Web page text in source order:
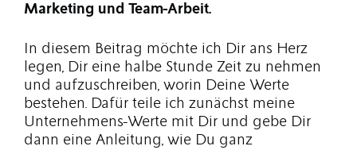
Marketing und Team-Arbeit.
In diesem Beitrag möchte ich Dir ans Herz
legen, Dir eine halbe Stunde Zeit zu nehmen
und aufzuschreiben, worin Deine Werte
bestehen. Dafür teile ich zunächst meine
Unternehmens-Werte mit Dir und gebe Dir
dann eine Anleitung, wie Du ganz